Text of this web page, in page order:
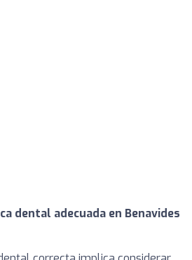
dental adecuada en Benavides